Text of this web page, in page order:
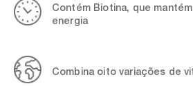
Contém Biotina, que
energia
Combina oito variações de